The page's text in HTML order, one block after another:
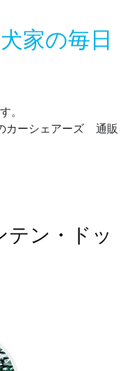
家の毎日
。
カーシェアーズ 通販
ン・ドッ